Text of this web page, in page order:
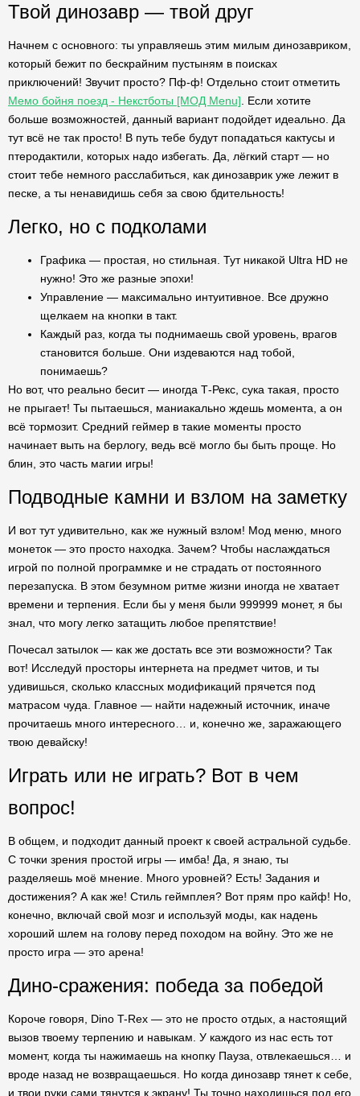
Твой динозавр — твой друг
Начнем с основного: ты управляешь этим милым динозавриком,
который бежит по бескрайним пустыням в поисках
приключений! Звучит просто? Пф-ф! Отдельно стоит отметить
Мемо бойня поезд - Некстботы [МОД Menu] . Если хотите
больше возможностей, данный вариант подойдет идеально. Да
тут всё не так просто! В путь тебе будут попадаться кактусы и
птеродактили, которых надо избегать. Да, лёгкий старт — но
стоит тебе немного расслабиться, как динозаврик уже лежит в
песке, а ты ненавидишь себя за свою бдительность!
Легко, но с подколами
Графика — простая, но стильная. Тут никакой Ultra HD не
нужно! Это же разные эпохи!
Управление — максимально интуитивное. Все дружно
щелкаем на кнопки в такт.
Каждый раз, когда ты поднимаешь свой уровень, врагов
становится больше. Они издеваются над тобой,
понимаешь?
Но вот, что реально бесит — иногда Т-Рекс, сука такая, просто
не прыгает! Ты пытаешься, маниакально ждешь момента, а он
всё тормозит. Средний геймер в такие моменты просто
начинает выть на берлогу, ведь всё могло бы быть проще. Но
блин, это часть магии игры!
Подводные камни и взлом на заметку
И вот тут удивительно, как же нужный взлом! Мод меню, много
монеток — это просто находка. Зачем? Чтобы наслаждаться
игрой по полной программке и не страдать от постоянного
перезапуска. В этом безумном ритме жизни иногда не хватает
времени и терпения. Если бы у меня были 999999 монет, я бы
знал, что могу легко затащить любое препятствие!
Почесал затылок — как же достать все эти возможности? Так
вот! Исследуй просторы интернета на предмет читов, и ты
удивишься, сколько классных модификаций прячется под
матрасом чуда. Главное — найти надежный источник, иначе
прочитаешь много интересного… и, конечно же, заражающего
твою девайску!
Играть или не играть? Вот в чем
вопрос!
В общем, и подходит данный проект к своей астральной судьбе.
С точки зрения простой игры — имба! Да, я знаю, ты
разделяешь моё мнение. Много уровней? Есть! Задания и
достижения? А как же! Стиль геймплея? Вот прям про кайф! Но,
конечно, включай свой мозг и используй моды, как надень
хороший шлем на голову перед походом на войну. Это же не
просто игра — это арена!
Дино-сражения: победа за победой
Короче говоря, Dino T-Rex — это не просто отдых, а настоящий
вызов твоему терпению и навыкам. У каждого из нас есть тот
момент, когда ты нажимаешь на кнопку Пауза, отвлекаешься… и
вроде назад не возвращаешься. Но когда динозавр тянет к себе,
и твои руки сами тянутся к экрану! Ты точно находишься под его